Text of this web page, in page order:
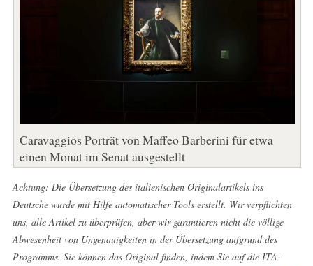
Caravaggios Porträt von Maffeo Barberini für etwa
einen Monat im Senat ausgestellt
Achtung: Die Übersetzung des italienischen Originalartikels ins
Deutsche wurde mit Hilfe automatischer Tools erstellt. Wir verpflichten
uns, alle Artikel zu überprüfen, aber wir garantieren nicht die völlige
Abwesenheit von Ungenauigkeiten in der Übersetzung aufgrund des
Programms. Sie können das Original finden, indem Sie auf die ITA-